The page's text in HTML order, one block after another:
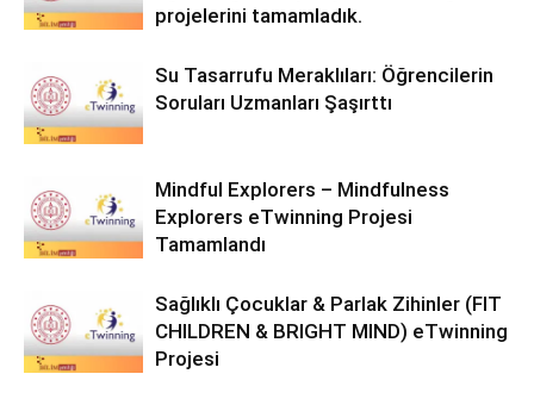
projelerini tamamladık.
Su Tasarrufu Meraklıları: Öğrencilerin
Soruları Uzmanları Şaşırttı
Mindful Explorers – Mindfulness
Explorers eTwinning Projesi
Tamamlandı
Sağlıklı Çocuklar & Parlak Zihinler (FIT
CHILDREN & BRIGHT MIND) eTwinning
Projesi